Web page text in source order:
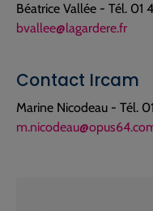
Béatrice Vallée - Tél. 01
bvallee@lagardere.fr
Contact Ircam
Marine Nicodeau - Tél.